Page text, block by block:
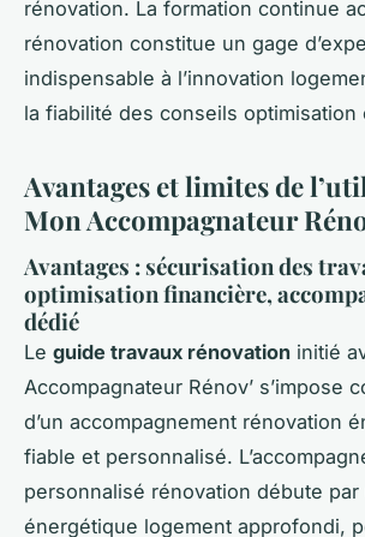
rénovation. La formation continue
rénovation constitue un gage
indispensable à l’innovation
la fiabilité des conseils optimisation
Avantages et limites de
Mon Accompagnateur
Avantages : sécurisation des
optimisation financière,
dédié
Le guide travaux rénovation initié
Accompagnateur Rénov’ s’impose
d’un accompagnement rénovation
fiable et personnalisé.
personnalisé rénovation débute
énergétique logement approfondi,